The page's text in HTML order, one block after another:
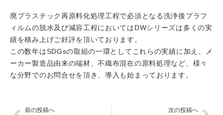
廃プラスチック再原料化処理工程で必須となる洗浄後プラフ
ィルムの脱水及び減容工程においてはDWシリーズは多くの実
績を積み上げご好評を頂いております。
この数年はSDGsの取組の一環としてこれらの実績に加え、メ
ーカー製造品由来の端材、不織布混在の原料処理など、様々
な分野でのお問合せを頂き、導入も始まっております。
前の投稿へ 次の投稿へ